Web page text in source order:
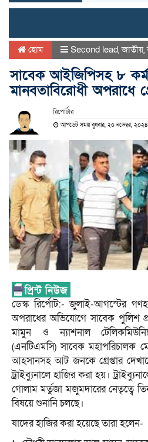
হোম Second lead,জাতীয়,
সাবেক আইজিপিসহ ৮
মানবতাবিরোধী অপরাধে
রিপোর্টার
আপডেট সময় বুধবার, ২০ নভেম্বর, ২০২৪
ডেস্ক রির্পোট:- জুলাই-আগস্টের
অপরাধের অভিযোগে সাবেক পুলিশ
মামুন ও ন্যাশনাল
(এনটিএমসি) সাবেক মহাপরিচালক
আহসানসহ আট জনকে গ্রেপ্তার
ট্রাইব্যুনালে হাজির করা হয়।
গোলাম মর্তুজা মজুমদারের নেতৃত্বে
বিষয়ে শুনানি চলছে।
যাদের হাজির করা হয়েছে তারা হলেন-